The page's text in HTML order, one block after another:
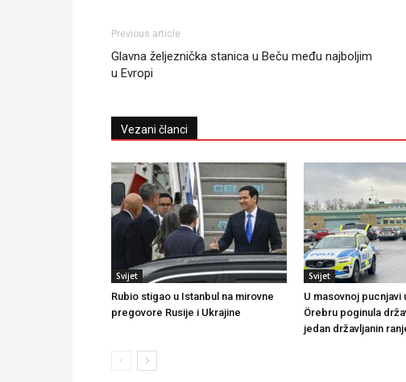
Previous article
Glavna željeznička stanica u Beču među najboljim
u Evropi
Vezani članci
Svijet
Rubio stigao u Istanbul na mirovne
pregovore Rusije i Ukrajine
Svijet
U masovnoj pucnjavi
Örebru poginula
jedan državljanin